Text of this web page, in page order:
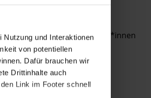
Nutzung und Interaktionen
von potentiellen
Dafür brauchen wir
Drittinhalte auch
Link im Footer schnell
der
Menschenrechtsverteidiger*innen